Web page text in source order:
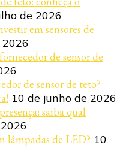
de 2026
em sensores de
de sensor de
de sensor de teto?
10 de junho de 2026
saiba qual
lâmpadas de LED? 10